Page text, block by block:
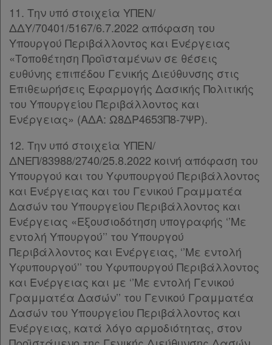
Εταιρεία
Επικοινωνία
Όροι
χρήσης
Πολιτική
απορρήτου
και
cookies
Απόκτηση
Συνδρομής
Ατομική
συνδρομή
11. Την υπό στοιχεία ΥΠΕΝ/
ΔΔΥ/70401/5167/6.7.2022 απόφαση του
Υπουργού Περιβάλλοντος και Ενέργειας
«Τοποθέτηση Προϊσταμένων σε θέσεις
ευθύνης επιπέδου Γενικής Διεύθυνσης στις
Επιθεωρήσεις Εφαρμογής Δασικής Πολιτικής
του Υπουργείου Περιβάλλοντος και
Ενέργειας» (ΑΔΑ: Ω8ΔΡ4653Π8-7ΨΡ).
12. Την υπό στοιχεία ΥΠΕΝ/
ΔΝΕΠ/83988/2740/25.8.2022 κοινή απόφαση του
Υπουργού και του Υφυπουργού Περιβάλλοντος
και Ενέργειας και του Γενικού Γραμματέα
Δασών του Υπουργείου Περιβάλλοντος και
Ενέργειας «Εξουσιοδότηση υπογραφής ‘’Με
εντολή Υπουργού’’ του Υπουργού
Περιβάλλοντος και Ενέργειας, ‘’Με εντολή
Υφυπουργού’’ του Υφυπουργού Περιβάλλοντος
και Ενέργειας και με ‘’Με εντολή Γενικού
Γραμματέα Δασών’’ του Γενικού Γραμματέα
Δασών του Υπουργείου Περιβάλλοντος και
Ενέργειας, κατά λόγο αρμοδιότητας, στον